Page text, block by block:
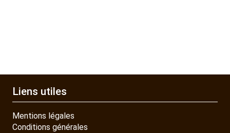
Liens utiles
Mentions légales
Conditions générales